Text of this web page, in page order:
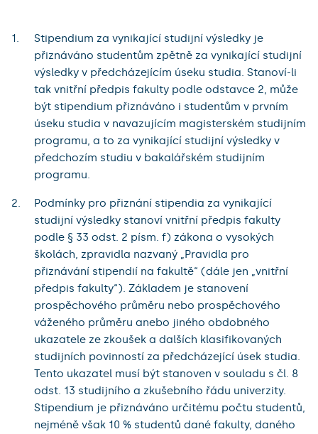
Stipendium za vynikající studijní výsledky je
přiznáváno studentům zpětně za vynikající studijní
výsledky v předcházejícím úseku studia. Stanoví-li
tak vnitřní předpis fakulty podle odstavce 2, může
být stipendium přiznáváno i studentům v prvním
úseku studia v navazujícím magisterském studijním
programu, a to za vynikající studijní výsledky v
předchozím studiu v bakalářském studijním
programu.
Podmínky pro přiznání stipendia za vynikající
studijní výsledky stanoví vnitřní předpis fakulty
podle § 33 odst. 2 písm. f) zákona o vysokých
školách, zpravidla nazvaný „Pravidla pro
přiznávání stipendií na fakultě“ (dále jen „vnitřní
předpis fakulty“). Základem je stanovení
prospěchového průměru nebo prospěchového
váženého průměru anebo jiného obdobného
ukazatele ze zkoušek a dalších klasifikovaných
studijních povinností za předcházející úsek studia.
Tento ukazatel musí být stanoven v souladu s čl. 8
odst. 13 studijního a zkušebního řádu univerzity.
Stipendium je přiznáváno určitému počtu studentů,
nejméně však 10 % studentů dané fakulty, daného